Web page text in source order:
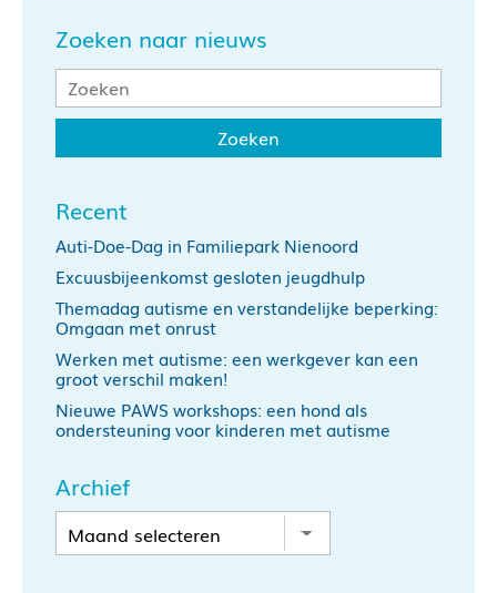
Zoeken naar nieuws
Recent
Auti-Doe-Dag in Familiepark Nienoord
Excuusbijeenkomst gesloten jeugdhulp
Themadag autisme en verstandelijke beperking:
Omgaan met onrust
Werken met autisme: een werkgever kan een
groot verschil maken!
Nieuwe PAWS workshops: een hond als
ondersteuning voor kinderen met autisme
Archief